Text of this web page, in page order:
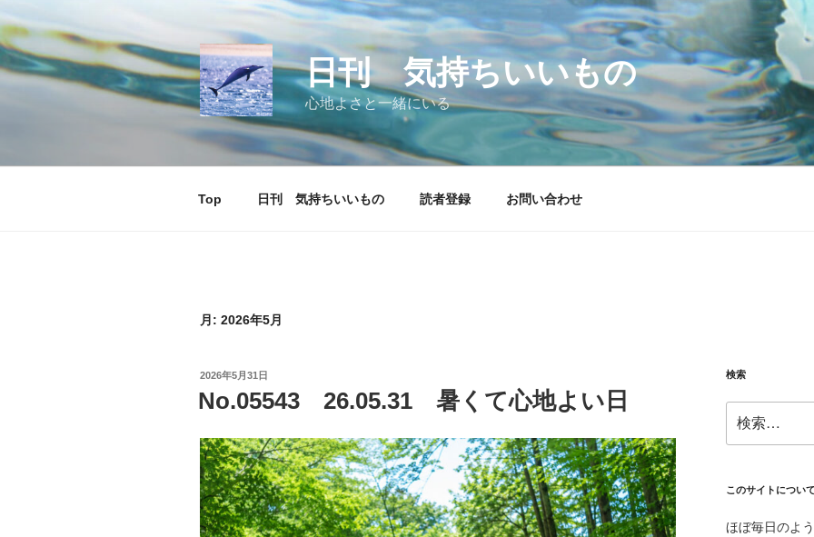
ン
テ
ン
キ
日刊 気持ちいいもの
心地よさと一緒にいる
Top 日刊 気持ちいいもの 読者登録 お問い合わせ
月: 2026年5月
投
日:
2026年5月31日
No.05543 26.05.31 暑くて心地よい日
検索
索:
このサイトについ
ほぼ毎日のよ